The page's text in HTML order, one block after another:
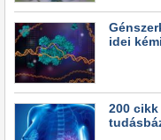
idei
200